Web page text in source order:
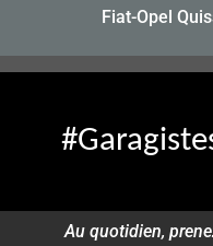
Fiat-Opel
Au quotidien,